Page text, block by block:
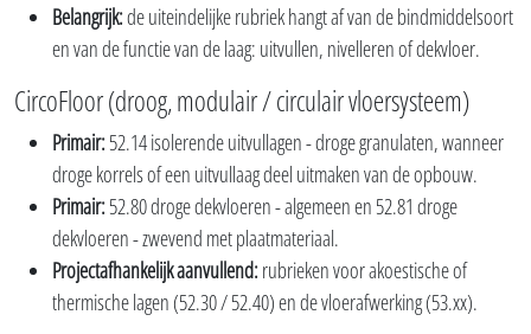
Belangrijk:de uiteindelijke rubriek hangt af van de bindmiddelsoort
en van de functie van de laag: uitvullen, nivelleren of dekvloer.
CircoFloor (droog, modulair / circulair vloersysteem)
Primair:52.14 isolerende uitvullagen - droge granulaten, wanneer
droge korrels of een uitvullaag deel uitmaken van de opbouw.
Primair:52.80 droge dekvloeren - algemeen en 52.81 droge
dekvloeren - zwevend met plaatmateriaal.
Projectafhankelijk aanvullend:rubrieken voor akoestische of
thermische lagen (52.30 / 52.40) en de vloerafwerking (53.xx).